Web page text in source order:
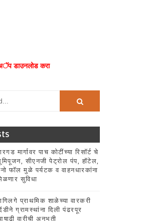
डाउनलोड करा
मार्गावर पाच कोटींच्या रिसॉर्ट चे
सीएनजी पेट्रोल पंप, हॉटेल,
फॉल मुळे पर्यटक व वाहनधारकांना
सुविधा
प्राथमिक शाळेच्या वारकरी
ग्रामस्थांना दिली पंढरपूर
वारीची अनुभूती